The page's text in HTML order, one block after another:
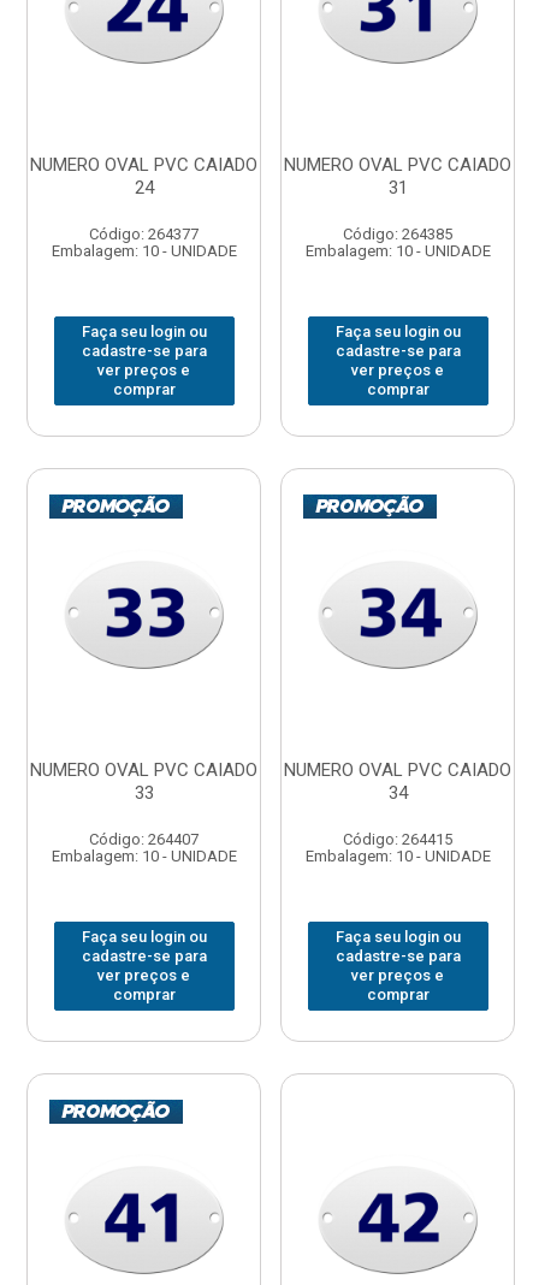
NUMERO OVAL PVC CAIADO
24
Código: 264377
Embalagem: 10 - UNIDADE
Faça seu login ou
cadastre-se para
ver preços e
comprar
NUMERO OVAL PVC CAIADO
31
Código: 264385
Embalagem: 10 - UNIDADE
Faça seu login ou
cadastre-se para
ver preços e
comprar
NUMERO OVAL PVC CAIADO
33
Código: 264407
Embalagem: 10 - UNIDADE
Faça seu login ou
cadastre-se para
ver preços e
comprar
NUMERO OVAL PVC CAIADO
34
Código: 264415
Embalagem: 10 - UNIDADE
Faça seu login ou
cadastre-se para
ver preços e
comprar